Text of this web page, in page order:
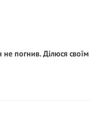
не погнив. Ділюся своїм